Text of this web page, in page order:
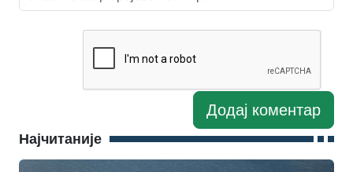
Најчитаније